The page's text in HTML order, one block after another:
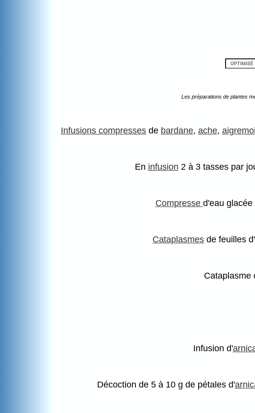
Les préparations de plantes
Infusions compresses de bardane, ache,
En infusion 2 à 3 tasses par
Compresse d'eau
Cataplasmes de feuilles
Cataplasme
Infusion d'
Décoction de 5 à 10 g de pétales d'